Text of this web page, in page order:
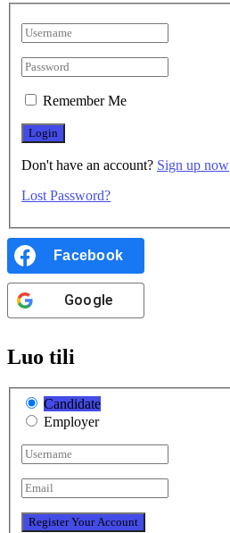
Remember Me
Don't have an account? Sign up now
Lost Password?
Facebook
Google
Luo tili
Candidate
Employer